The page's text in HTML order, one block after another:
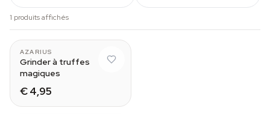
1 produits affichés
AZARIUS
Grinder à truffes
magiques
€ 4,95